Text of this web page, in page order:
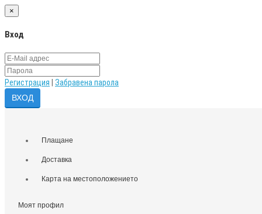
×
Вход
Регистрация Забравена парола
Плащане
Доставка
Карта на местоположението
Моят профил